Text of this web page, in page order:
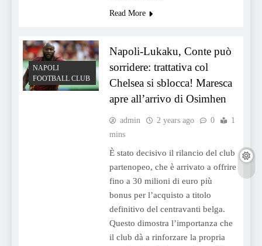
Read More
NAPOLI
FOOTBALL CLUB
Napoli-Lukaku, Conte può
sorridere: trattativa col
Chelsea si sblocca! Maresca
apre all’arrivo di Osimhen
admin 2 years ago 0
1
mins
È stato decisivo il rilancio del club
partenopeo, che è arrivato a offrire
fino a 30 milioni di euro più
bonus per l’acquisto a titolo
definitivo del centravanti belga.
Questo dimostra l’importanza che
il club dà a rinforzare la propria